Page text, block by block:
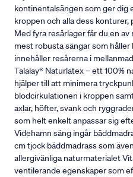
kontinentalsängen som ger dig
kroppen och alla dess
Med fyra resårlager får du en
mest robusta sängar som
innehåller resårerna i
Talalay® Naturlatex – ett 100%
hjälper till att minimera
blodcirkulationen i kroppen
axlar, höfter, svank och
som helt enkelt anpassar sig
Videhamn säng ingår
cm tjock bäddmadrass som
allergivänliga naturmaterialet
ventilerande egenskaper som